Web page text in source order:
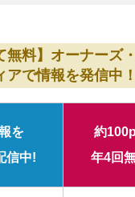
無料】オーナーズ
アで情報を発信中！
を
信中!
約
年4回